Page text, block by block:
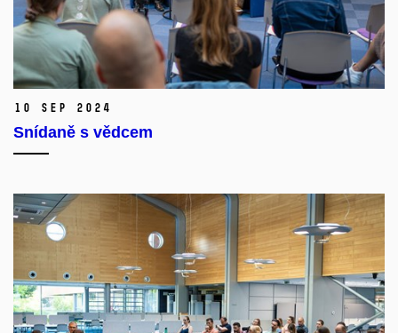
10 Sep 2024
Snídaně s vědcem